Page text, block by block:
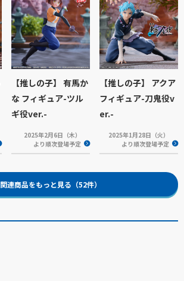
【推しの子】 有馬か
な フィギュア-ツル
ギ役ver.-
2025年2月6日（木）
より順次登場予定
【推しの子】 アクア
フィギュア-刀鬼役v
er.-
2025年1月28日（火）
より順次登場予定
関連商品をもっと見る（52件）